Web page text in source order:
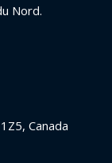
Nord.
Canada